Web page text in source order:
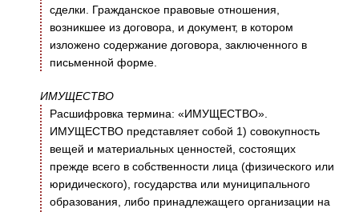
сделки. Гражданское правовые отношения,
возникшее из договора, и документ, в котором
изложено содержание договора, заключенного в
письменной форме.
ИМУЩЕСТВО
Расшифровка термина: «ИМУЩЕСТВО».
ИМУЩЕСТВО представляет собой 1) совокупность
вещей и материальных ценностей, состоящих
прежде всего в собственности лица (физического или
юридического), государства или муниципального
образования, либо принадлежащего организации на